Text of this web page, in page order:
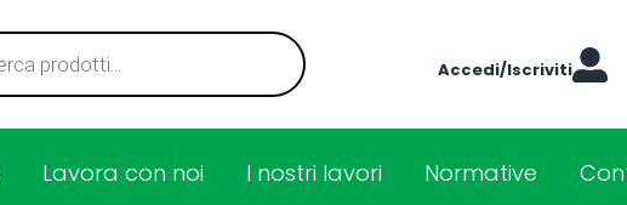
Accedi/Iscriviti
Lavora con noi I nostri lavori Normative